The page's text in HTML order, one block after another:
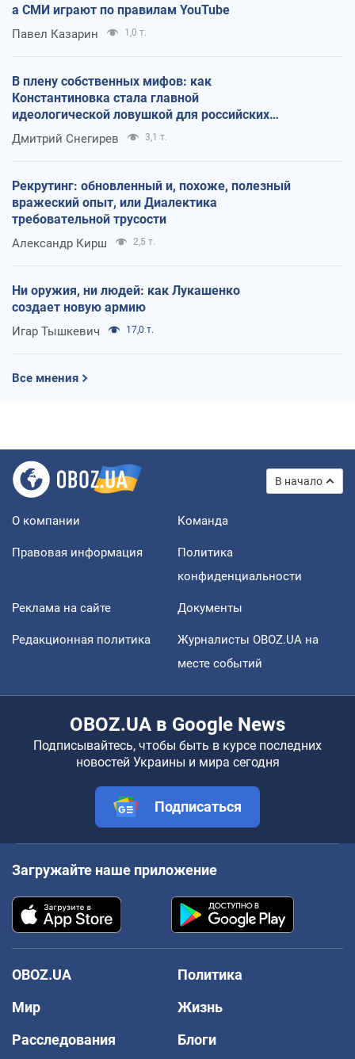
а СМИ играют по правилам YouTube
Павел Казарин 1,0 т.
В плену собственных мифов: как
Константиновка стала главной
идеологической ловушкой для российских
оккупантов
Дмитрий Снегирев 3,1 т.
Рекрутинг: обновленный и, похоже, полезный
вражеский опыт, или Диалектика
требовательной трусости
Александр Кирш 2,5 т.
Ни оружия, ни людей: как Лукашенко
создает новую армию
Игар Тышкевич 17,0 т.
Все мнения
В начало
О компании Команда
Правовая информация
Политика
конфиденциальности
Реклама на сайте Документы
Редакционная политика
Журналисты OBOZ.UA на
месте событий
OBOZ.UA в Google News
Подписывайтесь, чтобы быть в курсе последних
новостей Украины и мира сегодня
Подписаться
Загружайте наше приложение
OBOZ.UA
Политика
Мир
Жизнь
Расследования
Блоги